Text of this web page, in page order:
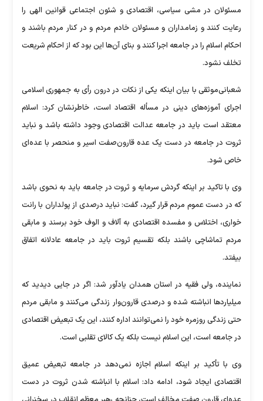
مسئولان در مشی سیاسی، اقتصادی و شئون اجتماعی قوانین الهی را
رعایت کنند و زمامداران و مسئولان خادم مردم و در کنار مردم باشند و
احکام اسلام را در جامعه اجرا کنند و بنای آن‌ها این بود که از احکام شریعت
تخلف نشود.
شعبانی‌موثقی با بیان اینکه یکی از نکات در درون رأی به جمهوری اسلامی
اجرای آموزه‌های دینی در مسأله اقتصاد است، خاطرنشان کرد: اسلام
معتقد است باید در جامعه عدالت اقتصادی وجود داشته باشد و نباید
ثروت در جامعه در دست یک عده قارون‌صفت اسیر و منحصر با عده‌ای
خاص شود.
وی با تاکید بر اینکه گردش سرمایه و ثروت در جامعه باید به نحوی باشد
که در دست عموم مردم قرار گیرد، گفت: نباید درصدی از پولداران با رانت
خواری، اختلاس و مفسده اقتصادی به آلاف و الوف خود برسند و مابقی
مردم تماشاچی باشند بلکه تقسیم ثروت باید در جامعه عادلانه اتفاق
بیفتد.
نماینده، ولی فقیه در استان همدان یادآور شد: اگر در جایی دیدید که
میلیارد‌ها انباشته شده و درصدی قارون‌وار زندگی می‌کنند و مابقی مردم
حتی زندگی روزمره خود را نمی‌توانند اداره کنند، این یک تبعیض اقتصادی
در جامعه است، این اسلام نیست بلکه یک کالای تقلبی است.
وی با تأکید بر اینکه اسلام اجازه نمی‌دهد در جامعه تبعیض عمیق
اقتصادی ایجاد شود، ادامه داد: اسلام با انباشته شدن ثروت در دست